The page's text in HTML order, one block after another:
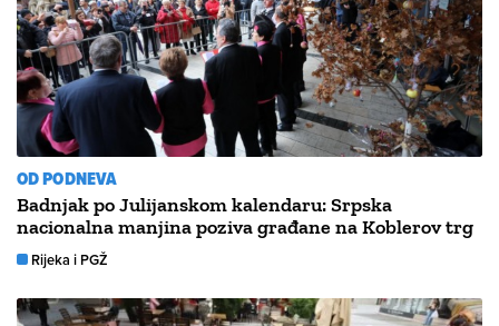
OD PODNEVA
Badnjak po Julijanskom kalendaru: Srpska
nacionalna manjina poziva građane na Koblerov trg
Rijeka i PGŽ